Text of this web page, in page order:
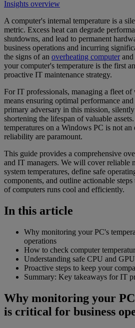
Insights overview
A computer's internal temperature is a
metric. Excess heat can degrade
shutdowns, and lead to permanent
business operations and incurring
the signs of an overheating computerand
your computer's temperature is the first
proactive IT maintenance strategy.
For IT professionals, managing a fleet of
means ensuring optimal performance
primary adversary in this mission,
shortening the lifespan of valuable
temperatures on a Windows PC is not
reliability are paramount.
This guide provides a comprehensive
and IT managers. We will cover reliable
system temperatures, define safe
components, and outline actionable
of computers runs cool and efficiently.
In this article
Why monitoring your PC's
operations
How to check computer
Understanding safe CPU and
Proactive steps to keep your
Summary: Key takeaways for IT
Why monitoring your
is critical for business